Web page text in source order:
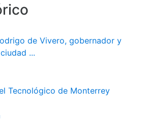
de Vivero, gobernador y
...
Tecnológico de Monterrey